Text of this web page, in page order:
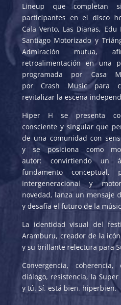
Lineup que completan
participantes en el disco
Cala Vento, Las Dianas, Edu
Santiago Motorizado y
Admiración mutua,
retroalimentación en una
programada por Casa
por Crash Music para
revitalizar la escena
Hiper H se presenta
consciente y singular que
de una comunidad con
y se posiciona como
autor: convirtiendo un
fundamento
intergeneracional y
novedad, lanza un mensaje
y desafía el futuro de la
La identidad visual del
Aramburu, creador de la
y su brillante relectura para
Convergencia, coherencia,
diálogo, resistencia, la
y tú. Sí, está bien, hiperbien.